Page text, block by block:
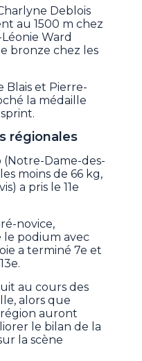
Deblois
au 1500 m chez
Léonie Ward
bronze chez les
Blais et Pierre-
la médaille
régionales
(Notre-Dame-des-
moins de 66 kg,
a pris le 11e
novice,
le podium avec
a terminé 7e et
au cours des
alors que
auront
le bilan de la
la scène